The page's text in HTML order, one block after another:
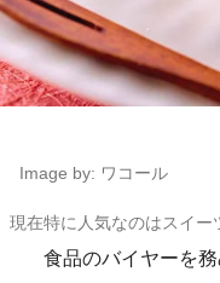
Image by: ワコール
現在特に人気なのはスイー
食品のバイヤーを務